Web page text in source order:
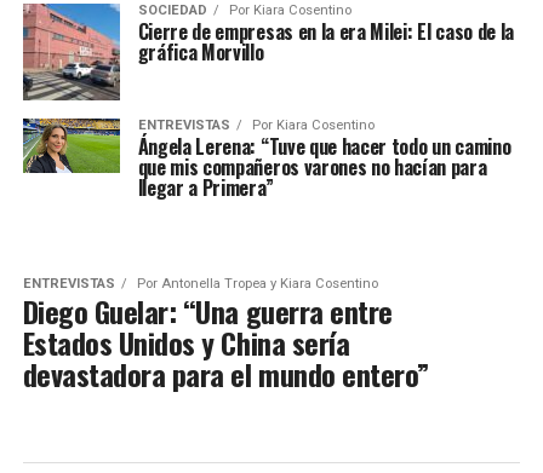
SOCIEDAD Por Kiara Cosentino
Cierre de empresas en la era Milei: El caso de la
gráfica Morvillo
ENTREVISTAS Por Kiara Cosentino
Ángela Lerena: “Tuve que hacer todo un camino
que mis compañeros varones no hacían para
llegar a Primera”
ENTREVISTAS Por Antonella Tropea y Kiara Cosentino
Diego Guelar: “Una guerra entre
Estados Unidos y China sería
devastadora para el mundo entero”